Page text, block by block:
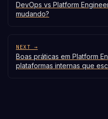
DevOps vs Platform
mudando?
NEXT →
Boas práticas em Platform
plataformas internas que